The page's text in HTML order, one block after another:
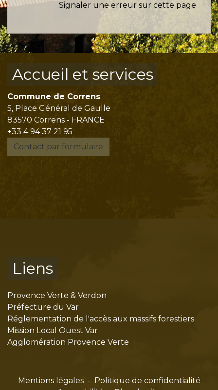
Signaler une erreur sur cette page
Accueil et services
Commune de Correns
5, Place Général de Gaulle
83570 Correns - FRANCE
+33 4 94 37 21 95
Contact par formulaire
Liens
Provence Verte & Verdon
Préfecture du Var
Réglementation de l'accès aux massifs forestiers
Mission Local Ouest Var
Agglomération Provence Verte
Mentions légales -
Politique de confidentialité